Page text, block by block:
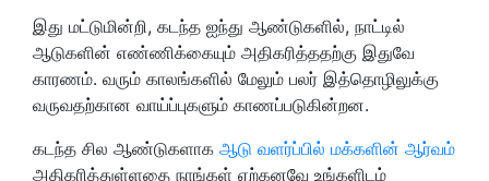
இது மட்டுமின்றி, கடந்த ஐந்து ஆண்டுகளில், நாட்டில்
ஆடுகளின் எண்ணிக்கையும் அதிகரித்ததற்கு இதுவே
காரணம். வரும் காலங்களில் மேலும் பலர் இத்தொழிலுக்கு
வருவதற்கான வாய்ப்புகளும் காணப்படுகின்றன.
கடந்த சில ஆண்டுகளாக ஆடு வளர்ப்பில் மக்களின் ஆர்வம்
அதிகரித்துள்ளதை நாங்கள் ஏற்கனவே உங்களிடம்